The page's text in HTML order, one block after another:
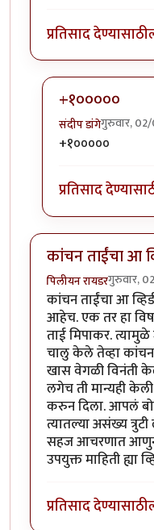
प्रतिसाद देण्यासाठी
+१०००००
संदीप डांगेगुरुवार,
In reply to
+१०००००
प्रतिसाद
कांचन ताईंचा आ
पिलीयन रायडरगुरुवार,
कांचन ताईंचा आ
आहेच. एक तर हा
ताई मिपाकर.
चालु केले तेव्हा कांचन
खास वेगळी विनंती
लगेच ती मान्यही
करुन दिला. आपलं
त्यातल्या असंख्य
सहज आचरणात
उपयुक्त माहिती ह्या
प्रतिसाद देण्यासाठी